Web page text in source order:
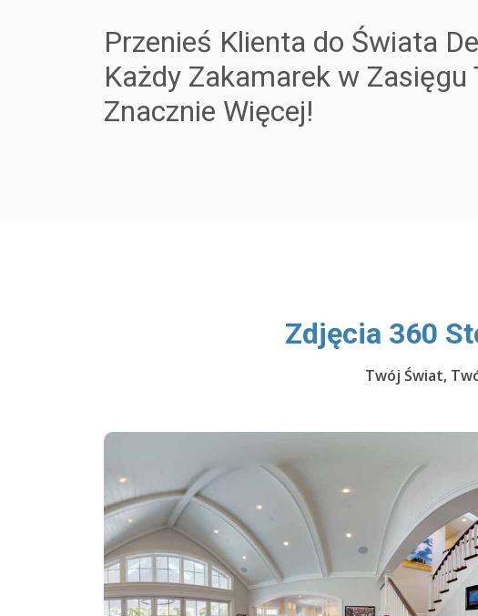
Przenieś Klienta do Świata
Każdy Zakamarek w
Znacznie Więcej!
​Zdjęcia 360
Twój Świat,